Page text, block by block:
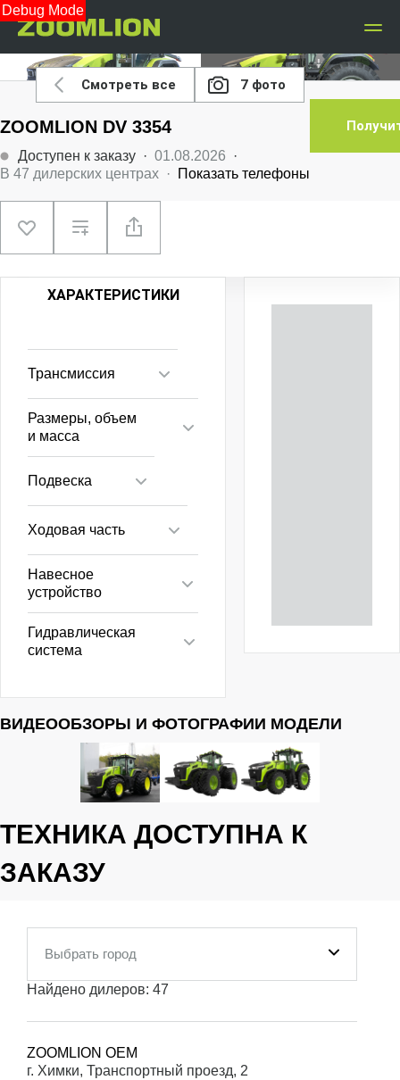
Debug Mode
Смотреть все 7 фото
Ещё 5 фото
ZOOMLION DV 3354
Доступен к заказу · 01.08.2026 ·
В 47 дилерских центрах · Показать телефоны
ХАРАКТЕРИСТИКИ
Трансмиссия
Размеры, объем
и масса
Подвеска
Ходовая часть
Навесное
устройство
Гидравлическая
система
ВИДЕООБЗОРЫ И ФОТОГРАФИИ МОДЕЛИ
Выбрать город
Найдено дилеров: 47
ZOOMLION OEM
г. Химки, Транспортный проезд, 2